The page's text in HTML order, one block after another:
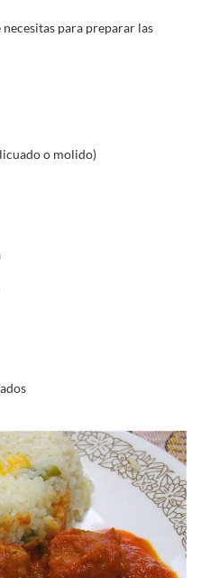
para preparar las
o molido)